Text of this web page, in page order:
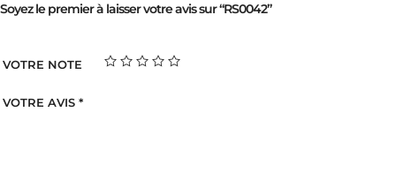
Soyez le premier à laisser votre avis sur “RS0042”
VOTRE NOTE
VOTRE AVIS *